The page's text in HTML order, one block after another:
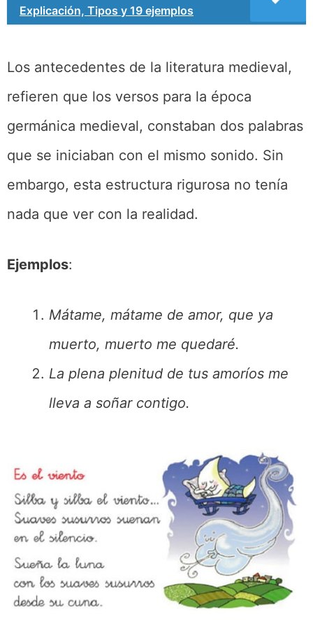
Explicación, Tipos y 19 ejemplos
Los antecedentes de la literatura medieval,
refieren que los versos para la época
germánica medieval, constaban dos palabras
que se iniciaban con el mismo sonido. Sin
embargo, esta estructura rigurosa no tenía
nada que ver con la realidad.
Ejemplos:
Mátame, mátame de amor, que ya
muerto, muerto me quedaré.
La plena plenitud de tus amoríos me
lleva a soñar contigo.